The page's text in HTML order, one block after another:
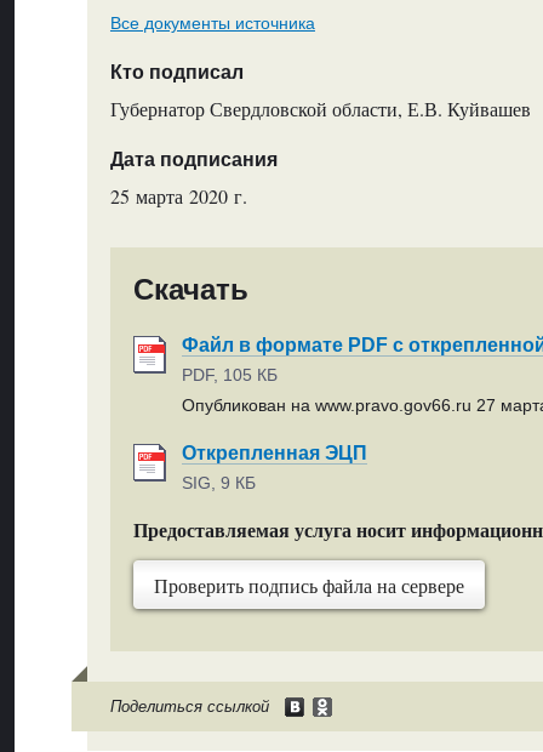
Все документы источника
Кто подписал
Губернатор Свердловской области, Е.В. Куйвашев
Дата подписания
25 марта 2020 г.
Скачать
Файл в формате PDF с
PDF, 105 КБ
Опубликован на www.pravo.gov66.ru 27
Открепленная ЭЦП
SIG, 9 КБ
Предоставляемая услуга носит
Проверить подпись файла на сервере
Поделиться ссылкой